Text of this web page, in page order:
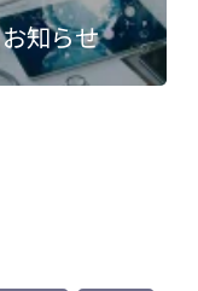
お知らせ